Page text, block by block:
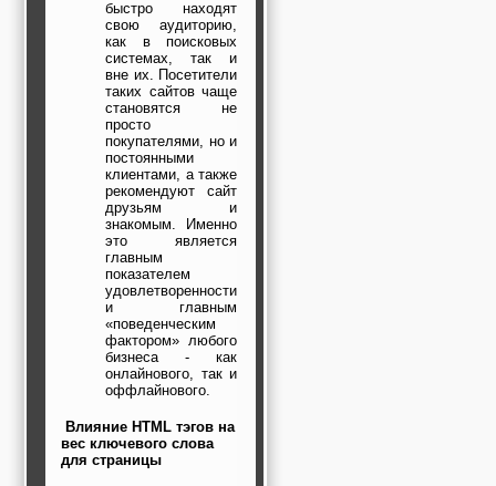
быстро находят
свою аудиторию,
как в поисковых
системах, так и
вне их. Посетители
таких сайтов чаще
становятся не
просто
покупателями, но и
постоянными
клиентами, а также
рекомендуют сайт
друзьям и
знакомым. Именно
это является
главным
показателем
удовлетворенности
и главным
«поведенческим
фактором» любого
бизнеса - как
онлайнового, так и
оффлайнового.
Влияние HTML тэгов на
вес ключевого слова
для страницы